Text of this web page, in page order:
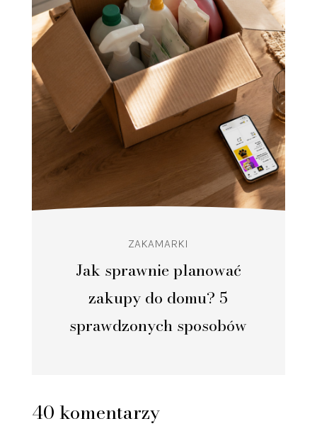
Jak sprawnie planować
zakupy do domu? 5
sprawdzonych sposobów
ZAKAMARKI
40 komentarzy